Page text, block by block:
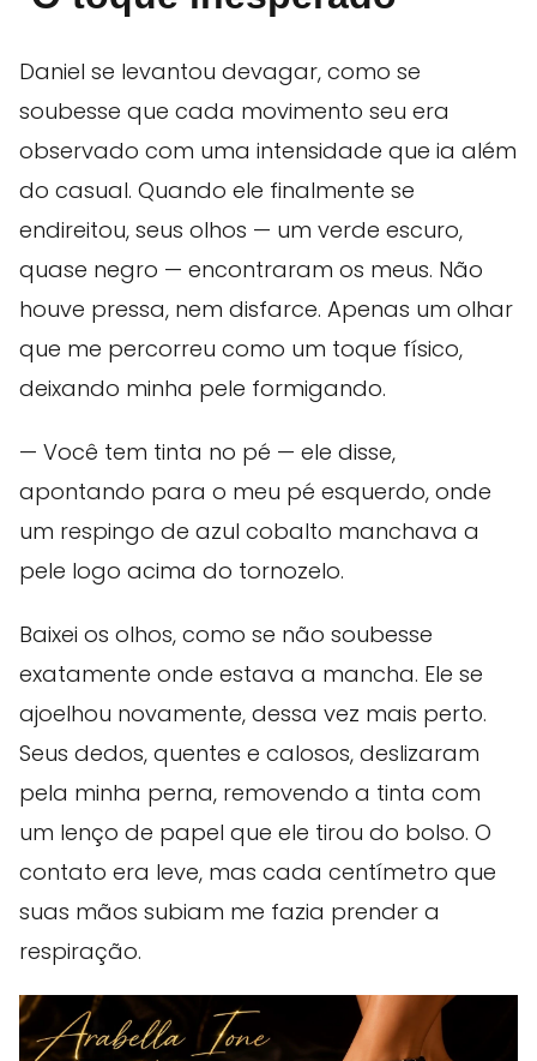
Daniel se levantou devagar, como se
soubesse que cada movimento seu era
observado com uma intensidade que ia além
do casual. Quando ele finalmente se
endireitou, seus olhos — um verde escuro,
quase negro — encontraram os meus. Não
houve pressa, nem disfarce. Apenas um olhar
que me percorreu como um toque físico,
deixando minha pele formigando.
— Você tem tinta no pé — ele disse,
apontando para o meu pé esquerdo, onde
um respingo de azul cobalto manchava a
pele logo acima do tornozelo.
Baixei os olhos, como se não soubesse
exatamente onde estava a mancha. Ele se
ajoelhou novamente, dessa vez mais perto.
Seus dedos, quentes e calosos, deslizaram
pela minha perna, removendo a tinta com
um lenço de papel que ele tirou do bolso. O
contato era leve, mas cada centímetro que
suas mãos subiam me fazia prender a
respiração.